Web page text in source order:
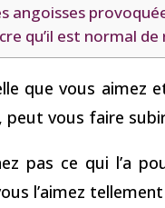
angoisses
qu’il est normal
que vous aimez
peut vous faire
pas ce qui l’a
l’aimez tellement